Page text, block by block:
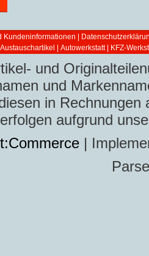
Kundeninformationen
Austauschartikel
Autowerkstatt | KFZ-
und
und
in
aufgrund
|